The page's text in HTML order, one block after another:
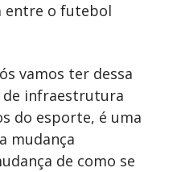
entre o futebol
vamos ter dessa
de infraestrutura
do esporte, é uma
mudança
de como se